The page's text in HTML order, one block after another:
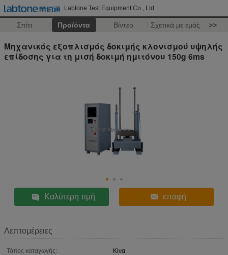
Labtone Test Equipment Co., Ltd
Σπίτι Προϊόντα Βίντεο Σχετικά με εμάς >>
Μηχανικός εξοπλισμός δοκιμής κλονισμού υψηλής
επίδοσης για τη μισή δοκιμή ημιτόνου 150g 6ms
Καλύτερη τιμή επαφή
Λεπτομέρειες
Τόπος καταγωγής:
Κίνα